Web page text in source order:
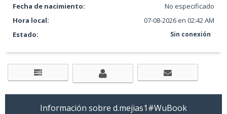
Fecha de nacimiento:
No especificado
Hora local:
07-08-2026 en 02:42 AM
Estado:
Sin conexión
Información sobre d.mejias1#WuBook